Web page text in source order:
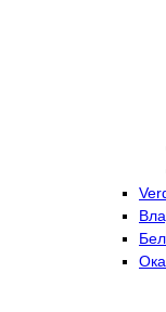
Ока